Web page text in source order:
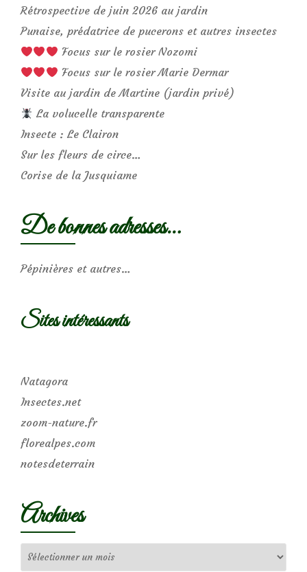
Rétrospective de juin 2026 au jardin
Punaise, prédatrice de pucerons et autres insectes
Focus sur le rosier Nozomi
Focus sur le rosier Marie Dermar
Visite au jardin de Martine (jardin privé)
La volucelle transparente
Insecte : Le Clairon
Sur les fleurs de circe…
Corise de la Jusquiame
De bonnes adresses…
Pépinières et autres…
Sites intéressants
Natagora
Insectes.net
zoom-nature.fr
florealpes.com
notesdeterrain
Archives